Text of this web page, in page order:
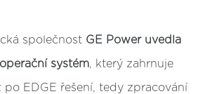
společnost GE Power uvedla
systém, který zahrnuje
po EDGE řešení, tedy zpracování